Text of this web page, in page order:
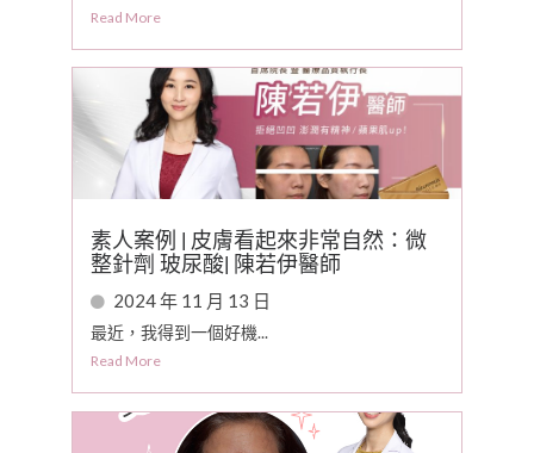
Read More
素人案例 | 皮膚看起來非常自然：微
整針劑 玻尿酸| 陳若伊醫師
2024 年 11 月 13 日
最近，我得到一個好機...
Read More